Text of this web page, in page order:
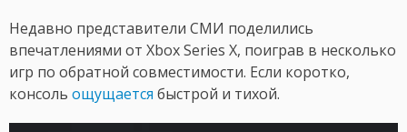
Недавно представители СМИ поделились
впечатлениями от Xbox Series X, поиграв в несколько
игр по обратной совместимости. Если коротко,
консоль ощущается быстрой и тихой.